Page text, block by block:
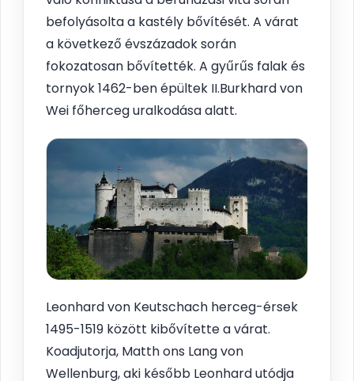
befolyásolta a kastély bővítését. A várat
a következő évszázadok során
fokozatosan bővítették. A gyűrűs falak és
tornyok 1462-ben épültek II.Burkhard von
Wei főherceg uralkodása alatt.
Leonhard von Keutschach herceg-érsek
1495-1519 között kibővítette a várat.
Koadjutorja, Matth ons Lang von
Wellenburg, aki később Leonhard utódja